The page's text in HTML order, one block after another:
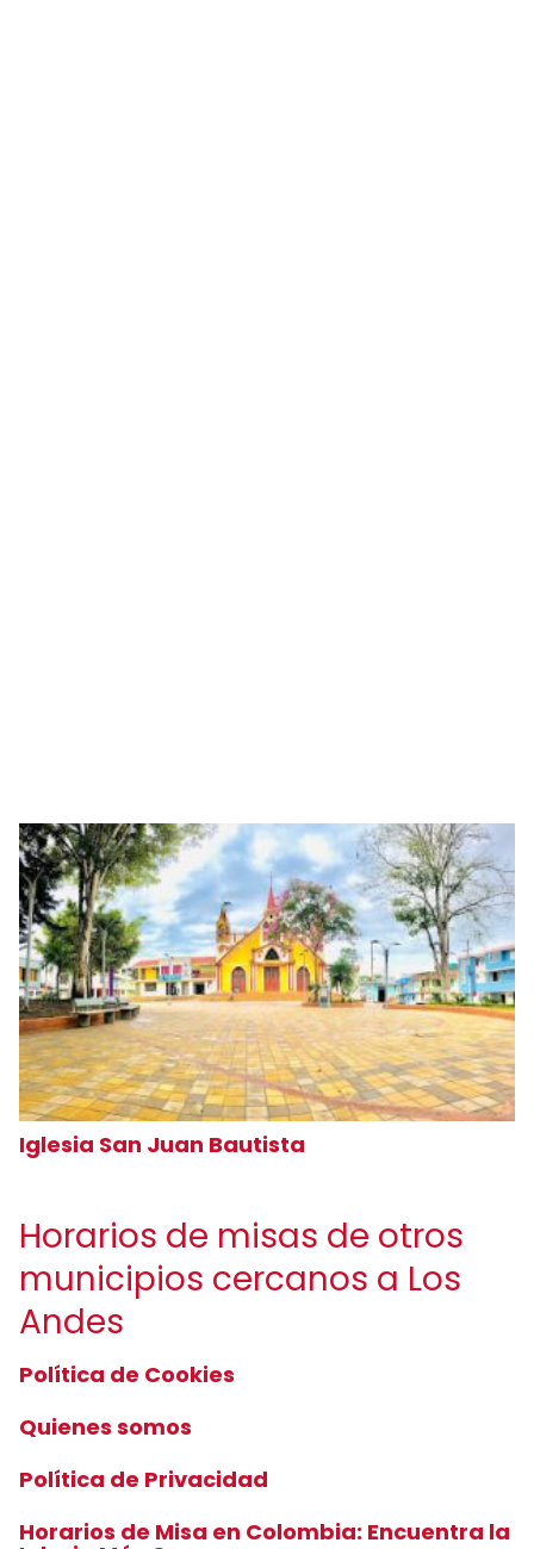
Iglesia San Juan Bautista
Horarios de misas de otros
municipios cercanos a Los
Andes
Política de Cookies
Quienes somos
Política de Privacidad
Horarios de Misa en Colombia: Encuentra la